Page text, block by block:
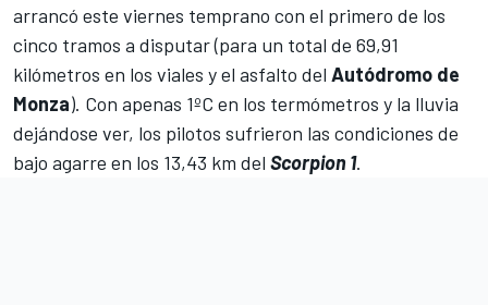
arrancó este viernes temprano con el primero de los
cinco tramos a disputar (para un total de 69,91
kilómetros en los viales y el asfalto del Autódromo de
Monza). Con apenas 1ºC en los termómetros y la lluvia
dejándose ver, los pilotos sufrieron las condiciones de
bajo agarre en los 13,43 km del Scorpion 1.